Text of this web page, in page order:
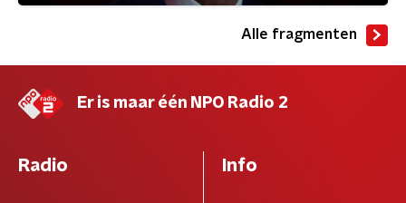
Alle fragmenten
Er is maar één NPO Radio 2
Radio Info